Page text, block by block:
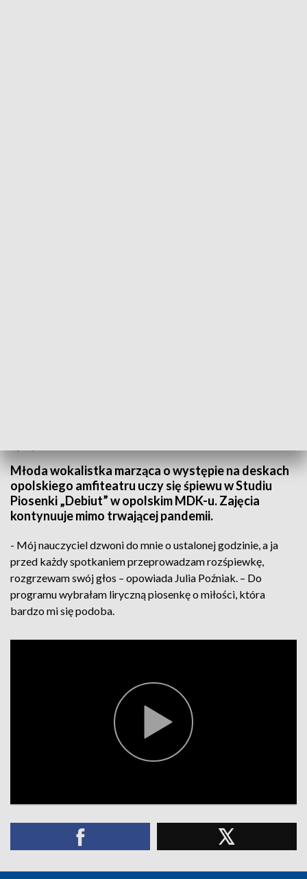
Młoda wokalistka marząca o występie na deskach
opolskiego amfiteatru uczy się śpiewu w Studiu
Piosenki „Debiut” w opolskim MDK-u. Zajęcia
kontynuuje mimo trwającej pandemii.
- Mój nauczyciel dzwoni do mnie o ustalonej godzinie, a ja
przed każdy spotkaniem przeprowadzam rozśpiewkę,
rozgrzewam swój głos – opowiada Julia Poźniak. – Do
programu wybrałam liryczną piosenkę o miłości, która
bardzo mi się podoba.